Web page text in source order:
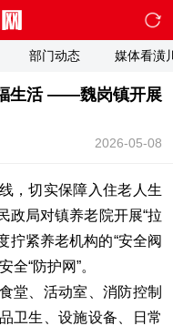
部门动态 媒体看潢
生活 ——魏岗镇开展
2026-05-08
切实保障入住老人生
政局对镇养老院开展“拉
拧紧养老机构的“安全阀
“防护网”。
、活动室、消防控制
卫生、设施设备、日常